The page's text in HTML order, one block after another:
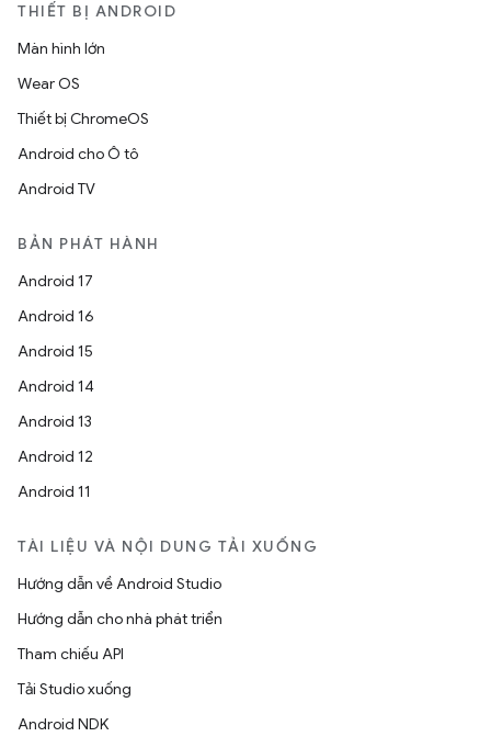
THIẾT BỊ ANDROID
Màn hình lớn
Wear OS
Thiết bị ChromeOS
Android cho Ô tô
Android TV
BẢN PHÁT HÀNH
Android 17
Android 16
Android 15
Android 14
Android 13
Android 12
Android 11
TÀI LIỆU VÀ NỘI DUNG TẢI XUỐNG
Hướng dẫn về Android Studio
Hướng dẫn cho nhà phát triển
Tham chiếu API
Tải Studio xuống
Android NDK